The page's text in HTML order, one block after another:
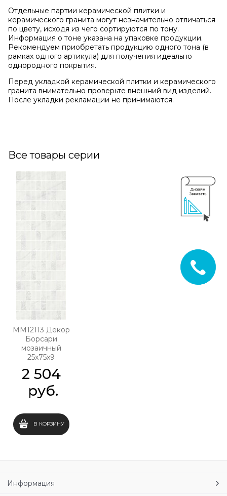
Отдельные партии керамической плитки и
керамического гранита могут незначительно отличаться
по цвету, исходя из чего сортируются по тону.
Информация о тоне указана на упаковке продукции.
Рекомендуем приобретать продукцию одного тона (в
рамках одного артикула) для получения идеально
однородного покрытия.
Перед укладкой керамической плитки и керамического
гранита внимательно проверьте внешний вид изделий.
После укладки рекламации не принимаются.
Все товары серии
MM12113 Декор
Борсари
мозаичный
25х75х9
2 504
руб.
В КОРЗИНУ
Информация